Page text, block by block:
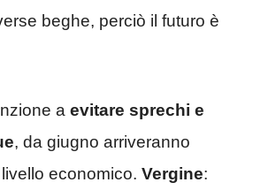
beghe, perciò il futuro è
a evitare sprechi e
, da giugno arriveranno
economico. Vergine: